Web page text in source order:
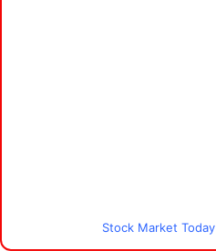
Stock Market Today